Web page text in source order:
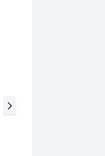
Polietileno Negro 38-41 Mm
Sc Metalúrgica